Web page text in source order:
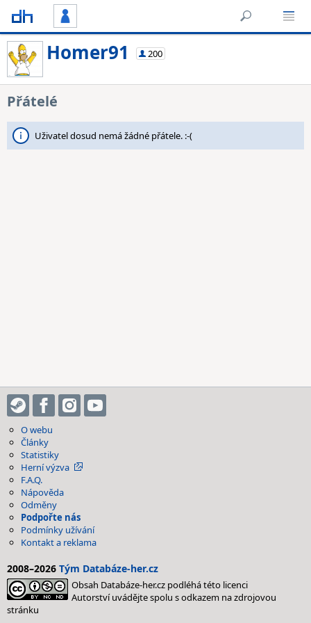
Homer91 200
Přátelé
Uživatel dosud nemá žádné přátele. :-(
O webu
Články
Statistiky
Herní výzva
F.A.Q.
Nápověda
Odměny
Podpořte nás
Podmínky užívání
Kontakt a reklama
2008–2026 Tým Databáze-her.cz
Obsah Databáze-her.cz podléhá této licenci
Autorství uvádějte spolu s odkazem na zdrojovou
stránku